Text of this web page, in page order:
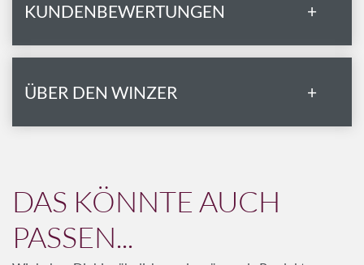
KUNDENBEWERTUNGEN +
ÜBER DEN WINZER +
DAS KÖNNTE AUCH
PASSEN...